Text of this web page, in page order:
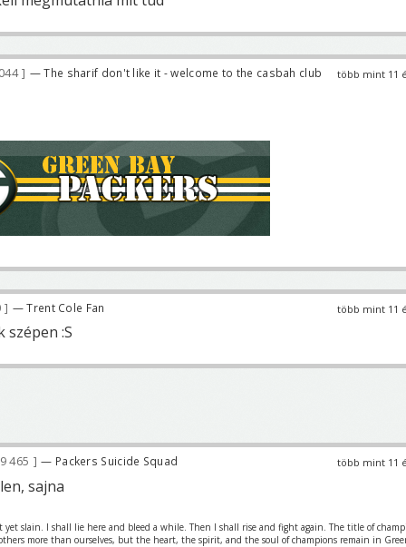
több mint 11
— The sharif don't like it - welcome to the casbah club
több mint 11
— Trent Cole Fan
:S
több mint 11
465 — Packers Suicide Squad
sajna
slain. I shall lie here and bleed a while. Then I shall rise and fight again. The title of
more than ourselves, but the heart, the spirit, and the soul of champions remain in